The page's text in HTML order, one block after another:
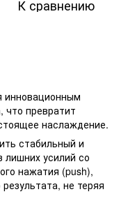
К сравнению
инновационным
что превратит
наслаждение.
стабильный и
лишних усилий со
нажатия (push),
не теряя